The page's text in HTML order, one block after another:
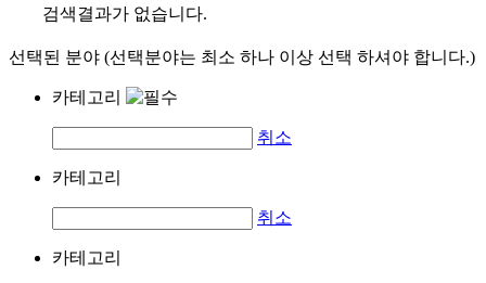
검색결과가 없습니다.
선택된 분야 (선택분야는 최소 하나 이상 선택 하셔야 합니다.)
카테고리
취소
카테고리
취소
카테고리